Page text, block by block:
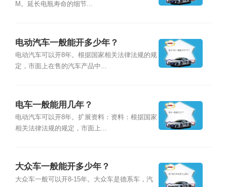
M。延长电瓶寿命的细节...
电动汽车一般能开多少年？
电动汽车可以开8年。根据国家相关法律法规的规
定，市面上在售的汽车产品中...
电车一般能用几年？
电动汽车可以开8年。扩展资料：资料：根据国家
相关法律法规的规定，市面上...
大众车一般能开多少年？
大众车一般可以开8-15年。大众车是德系车，汽